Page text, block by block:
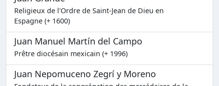
Religieux de l'Ordre de Saint-Jean de Dieu en
Espagne (+ 1600)
Juan Manuel Martín del Campo
Prêtre diocésain mexicain (+ 1996)
Juan Nepomuceno Zegrí y Moreno